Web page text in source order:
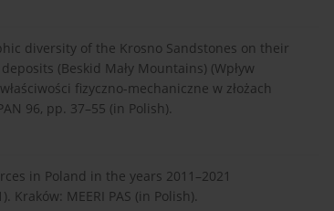
diversity of the Krosno Sandstones on their
(Beskid Mały Mountains) (Wpływ
fizyczno-mechaniczne w złożach
96, pp. 37–55 (in Polish).
in Poland in the years 2011–2021
MEERI PAS (in Polish).